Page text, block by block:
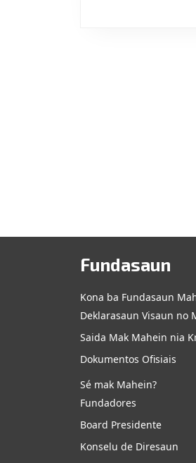
Fundasaun
Kona ba Fundasaun
Deklarasaun Visaun no
Saida Mak Mahein nia
Dokumentos Ofisiais
Sé mak Mahein?
Fundadores
Board Presidente
Konselu de Diresaun